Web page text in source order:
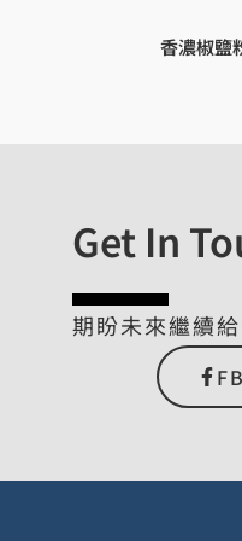
香濃椒鹽
Get In
期盼未來繼續